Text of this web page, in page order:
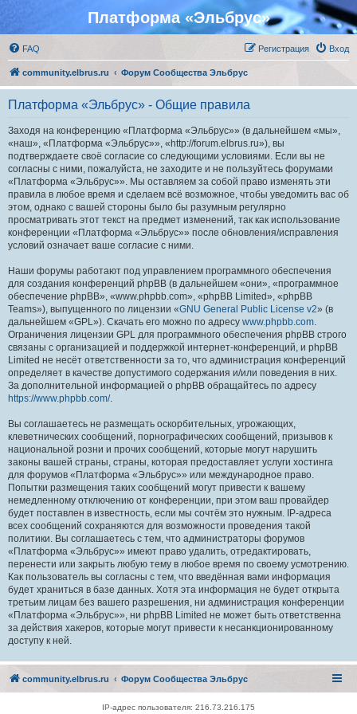
Платформа «Эльбрус»
FAQ Вход
Регистрация
community.elbrus.ru Форум Сообщества Эльбрус
Платформа «Эльбрус» - Общие правила
Заходя на конференцию «Платформа «Эльбрус»» (в дальнейшем «мы»,
«наш», «Платформа «Эльбрус»», «http://forum.elbrus.ru»), вы
подтверждаете своё согласие со следующими условиями. Если вы не
согласны с ними, пожалуйста, не заходите и не пользуйтесь форумами
«Платформа «Эльбрус»». Мы оставляем за собой право изменять эти
правила в любое время и сделаем всё возможное, чтобы уведомить вас об
этом, однако с вашей стороны было бы разумным регулярно
просматривать этот текст на предмет изменений, так как использование
конференции «Платформа «Эльбрус»» после обновления/исправления
условий означает ваше согласие с ними.
Наши форумы работают под управлением программного обеспечения
для создания конференций phpBB (в дальнейшем «они», «программное
обеспечение phpBB», «www.phpbb.com», «phpBB Limited», «phpBB
Teams»), выпущенного по лицензии «GNU General Public License v2» (в
дальнейшем «GPL»). Скачать его можно по адресу www.phpbb.com.
Ограничения лицензии GPL для программного обеспечения phpBB строго
связаны с организацией и поддержкой интернет-конференций, и phpBB
Limited не несёт ответственности за то, что администрация конференций
определяет в качестве допустимого содержания и/или поведения в них.
За дополнительной информацией о phpBB обращайтесь по адресу
https://www.phpbb.com/.
Вы соглашаетесь не размещать оскорбительных, угрожающих,
клеветнических сообщений, порнографических сообщений, призывов к
национальной розни и прочих сообщений, которые могут нарушить
законы вашей страны, страны, которая предоставляет услуги хостинга
для форумов «Платформа «Эльбрус»» или международное право.
Попытки размещения таких сообщений могут привести к вашему
немедленному отключению от конференции, при этом ваш провайдер
будет поставлен в известность, если мы сочтём это нужным. IP-адреса
всех сообщений сохраняются для возможности проведения такой
политики. Вы соглашаетесь с тем, что администраторы форумов
«Платформа «Эльбрус»» имеют право удалить, отредактировать,
перенести или закрыть любую тему в любое время по своему усмотрению.
Как пользователь вы согласны с тем, что введённая вами информация
будет храниться в базе данных. Хотя эта информация не будет открыта
третьим лицам без вашего разрешения, ни администрация конференции
«Платформа «Эльбрус»», ни phpBB Limited не может быть ответственна
за действия хакеров, которые могут привести к несанкционированному
доступу к ней.
community.elbrus.ru Форум Сообщества Эльбрус
IP-адрес пользователя: 216.73.216.175